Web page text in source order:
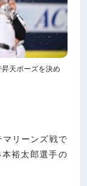
天ポーズを決め
リーンズ戦で
裕太郎選手の